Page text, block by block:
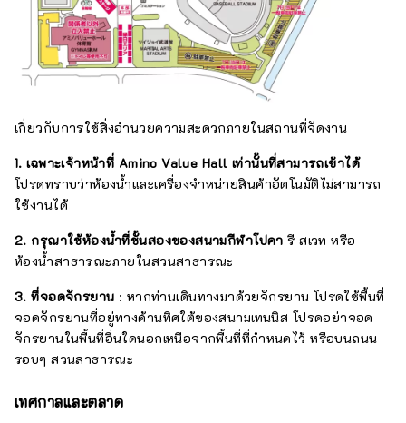
เกี่ยวกับการใช้สิ่งอำนวยความสะดวกภายในสถานที่จัดงาน
1. เฉพาะเจ้าหน้าที่ Amino Value Hall เท่านั้นที่สามารถเข้าได้
โปรดทราบว่าห้องน้ำและเครื่องจำหน่ายสินค้าอัตโนมัติไม่สามารถ
ใช้งานได้
2. กรุณาใช้ห้องน้ำที่ชั้นสองของสนามกีฬาโปคา รี สเวท หรือ
ห้องน้ำสาธารณะภายในสวนสาธารณะ
3. ที่จอดจักรยาน : หากท่านเดินทางมาด้วยจักรยาน โปรดใช้พื้นที่
จอดจักรยานที่อยู่ทางด้านทิศใต้ของสนามเทนนิส โปรดอย่าจอด
จักรยานในพื้นที่อื่นใดนอกเหนือจากพื้นที่ที่กำหนดไว้ หรือบนถนน
รอบๆ สวนสาธารณะ
เทศกาลและตลาด